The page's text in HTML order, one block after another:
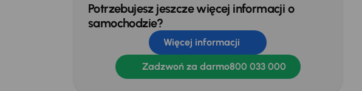
Potrzebujesz jeszcze więcej informacji o
samochodzie?
Więcej informacji
Zadzwoń za darmo800 033 000